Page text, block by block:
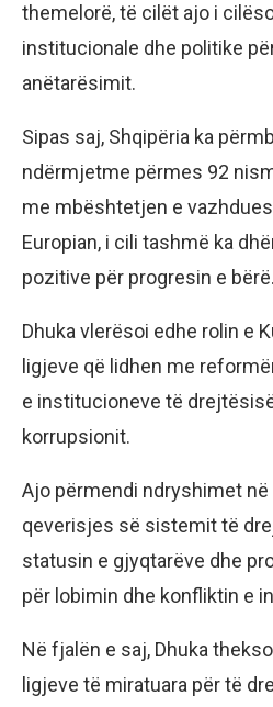
themelorë, të cilët ajo i
institucionale dhe politike
anëtarësimit.
Sipas saj, Shqipëria ka
ndërmjetme përmes 92
me mbështetjen e
Europian, i cili tashmë ka
pozitive për progresin e bërë.
Dhuka vlerësoi edhe rolin e
ligjeve që lidhen me
e institucioneve të
korrupsionit.
Ajo përmendi ndryshimet
qeverisjes së sistemit të
statusin e gjyqtarëve dhe
për lobimin dhe konfliktin e
Në fjalën e saj, Dhuka
ligjeve të miratuara për të